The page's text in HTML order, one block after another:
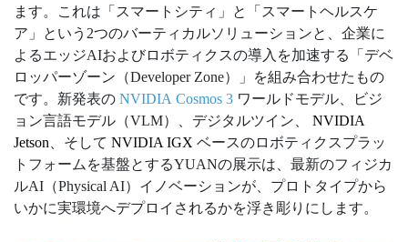
ます。これは「スマートシティ」と「スマートヘルスケ
ア」という2つのバーティカルソリューションと、企業に
よるエッジAIおよびロボティクスの導入を加速する「デベ
ロッパーゾーン（Developer Zone）」を組み合わせたもの
です。新発表の NVIDIA Cosmos 3 ワールドモデル、ビジ
ョン言語モデル（VLM）、デジタルツイン、 NVIDIA
Jetson 、そして NVIDIA IGX ベースのロボティクスプラッ
トフォームを基盤とするYUANの展示は、最新のフィジカ
ルAI（Physical AI）イノベーションが、プロトタイプから
いかに実環境へデプロイされるかを浮き彫りにします。